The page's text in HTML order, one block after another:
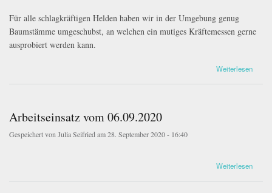
Für alle schlagkräftigen Helden haben wir in der Umgebung genug
Baumstämme umgeschubst, an welchen ein mutiges Kräftemessen gerne
ausprobiert werden kann.
Weiterlesen
Arbeitseinsatz vom 06.09.2020
Gespeichert von Julia Seifried am 28. September 2020 - 16:40
Weiterlesen